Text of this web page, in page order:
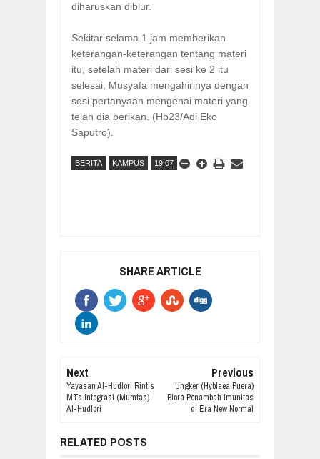
diharuskan diblur.
Sekitar selama 1 jam memberikan
keterangan-keterangan tentang materi
itu, setelah materi dari sesi ke 2 itu
selesai, Musyafa mengahirinya dengan
sesi pertanyaan mengenai materi yang
telah dia berikan. (Hb23/Adi Eko
Saputro).
BERITA KAMPUS 19:07
SHARE ARTICLE
Next
Yayasan Al-Hudlori Rintis
MTs Integrasi (Mumtas)
Al-Hudlori
Previous
Ungker (Hyblaea Puera)
Blora Penambah Imunitas
di Era New Normal
RELATED POSTS